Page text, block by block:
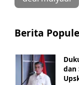
Berita
dan